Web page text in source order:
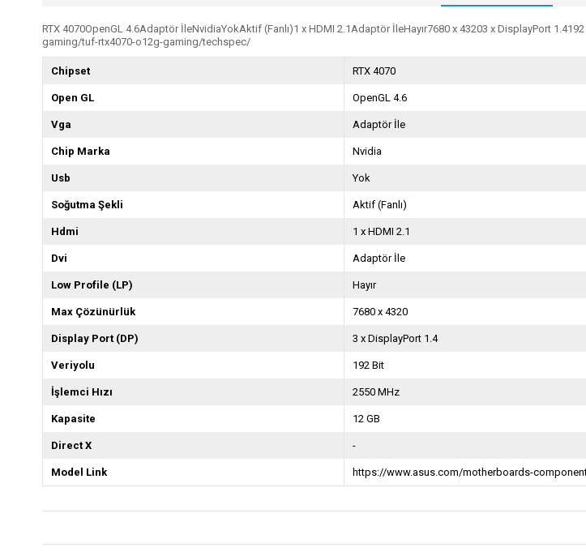
RTX 4070OpenGL 4.6Adaptör İleNvidiaYokAktif (Fanlı)1 x HDMI 2.1Adaptör İleHayır7680 x 43203 x DisplayPort
gaming/tuf-rtx4070-o12g-gaming/techspec/
Chipset RTX 4070
Open GL OpenGL 4.6
Vga Adaptör İle
Chip Marka Nvidia
Usb Yok
Soğutma Şekli Aktif (Fanlı)
Hdmi 1 x HDMI 2.1
Dvi Adaptör İle
Low Profile (LP) Hayır
Max Çözünürlük 7680 x 4320
Display Port (DP) 3 x DisplayPort 1.4
Veriyolu 192 Bit
İşlemci Hızı 2550 MHz
Kapasite 12 GB
Direct X -
Model Link https://www.asus.com/motherboards-